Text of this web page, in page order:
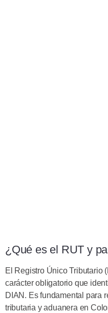
¿Qué es el RUT y
El Registro Único Tributario
carácter obligatorio que
DIAN. Es fundamental para
tributaria y aduanera en